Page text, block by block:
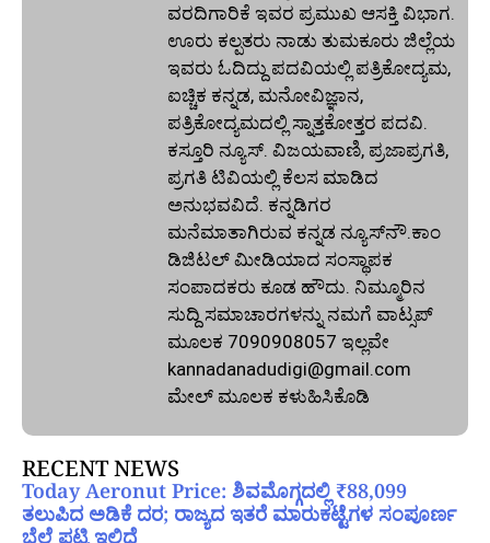
ವರದಿಗಾರಿಕೆ ಇವರ ಪ್ರಮುಖ ಆಸಕ್ತಿ ವಿಭಾಗ.
ಊರು ಕಲ್ಪತರು ನಾಡು ತುಮಕೂರು ಜಿಲ್ಲೆಯ
ಇವರು ಓದಿದ್ದು ಪದವಿಯಲ್ಲಿ ಪತ್ರಿಕೋದ್ಯಮ,
ಐಚ್ಚಿಕ ಕನ್ನಡ, ಮನೋವಿಜ್ಞಾನ,
ಪತ್ರಿಕೋದ್ಯಮದಲ್ಲಿ ಸ್ನಾತ್ತಕೋತ್ತರ ಪದವಿ.
ಕಸ್ತೂರಿ ನ್ಯೂಸ್‌. ವಿಜಯವಾಣಿ, ಪ್ರಜಾಪ್ರಗತಿ,
ಪ್ರಗತಿ ಟಿವಿಯಲ್ಲಿ ಕೆಲಸ ಮಾಡಿದ
ಅನುಭವವಿದೆ. ಕನ್ನಡಿಗರ
ಮನೆಮಾತಾಗಿರುವ ಕನ್ನಡ ನ್ಯೂಸ್‌ನೌ.ಕಾಂ
ಡಿಜಿಟಲ್‌ ಮೀಡಿಯಾದ ಸಂಸ್ಥಾಪಕ
ಸಂಪಾದಕರು ಕೂಡ ಹೌದು. ನಿಮ್ಮೂರಿನ
ಸುದ್ದಿ ಸಮಾಚಾರಗಳನ್ನು ನಮಗೆ ವಾಟ್ಸಪ್‌
ಮೂಲಕ 7090908057 ಇಲ್ಲವೇ
kannadanadudigi@gmail.com
ಮೇಲ್‌ ಮೂಲಕ ಕಳುಹಿಸಿಕೊಡಿ
RECENT NEWS
Today Aeronut Price: ಶಿವಮೊಗ್ಗದಲ್ಲಿ ₹88,099
ತಲುಪಿದ ಅಡಿಕೆ ದರ; ರಾಜ್ಯದ ಇತರೆ ಮಾರುಕಟ್ಟೆಗಳ ಸಂಪೂರ್ಣ
ಬೆಲೆ ಪಟ್ಟಿ ಇಲ್ಲಿದೆ